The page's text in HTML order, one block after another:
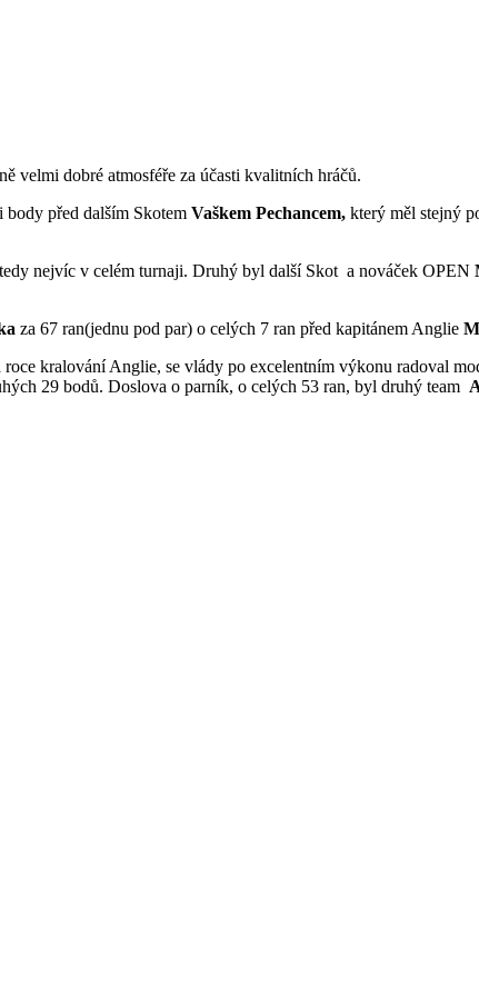
velmi dobré atmosféře za účasti kvalitních hráčů.
body před dalším Skotem Vaškem Pechancem, který měl stejný
nejvíc v celém turnaji. Druhý byl další Skot a nováček OPEN
za 67 ran(jednu pod par) o celých 7 ran před kapitánem Anglie
kralování Anglie, se vlády po excelentním výkonu radoval
29 bodů. Doslova o parník, o celých 53 ran, byl druhý team